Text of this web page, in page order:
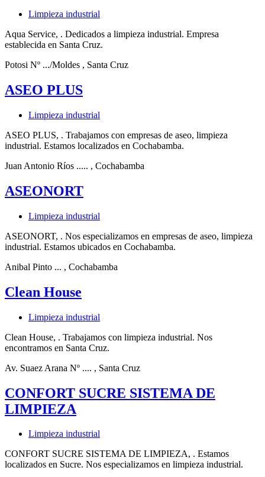
Limpieza industrial
Aqua Service, . Dedicados a limpieza industrial. Empresa
establecida en Santa Cruz.
Potosi Nº .../Moldes , Santa Cruz
ASEO PLUS
Limpieza industrial
ASEO PLUS, . Trabajamos con empresas de aseo, limpieza
industrial. Estamos localizados en Cochabamba.
Juan Antonio Ríos ..... , Cochabamba
ASEONORT
Limpieza industrial
ASEONORT, . Nos especializamos en empresas de aseo, limpieza
industrial. Estamos ubicados en Cochabamba.
Anibal Pinto ... , Cochabamba
Clean House
Limpieza industrial
Clean House, . Trabajamos con limpieza industrial. Nos
encontramos en Santa Cruz.
Av. Suaez Arana Nº .... , Santa Cruz
CONFORT SUCRE SISTEMA DE
LIMPIEZA
Limpieza industrial
CONFORT SUCRE SISTEMA DE LIMPIEZA, . Estamos
localizados en Sucre. Nos especializamos en limpieza industrial.